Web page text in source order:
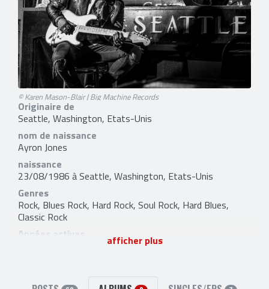
© Karen Mason-Blair | Big Machine Records
Originaire de
Seattle, Washington, Etats-Unis
nom de naissance
Ayron Jones
naissance
23/08/1986 à Seattle, Washington, Etats-Unis
Genres
Rock, Blues Rock, Hard Rock, Soul Rock, Hard Blues,
Classic Rock
Années actives
afficher plus